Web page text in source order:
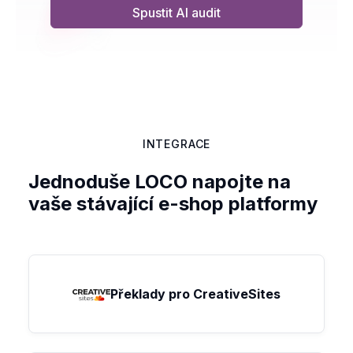
Spustit AI audit
INTEGRACE
Jednoduše LOCO napojte na
vaše stávající e-shop platformy
Překlady pro CreativeSites